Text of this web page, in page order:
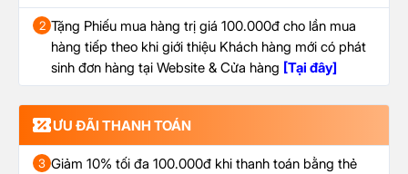
2 Tặng Phiếu mua hàng trị giá 100.000đ cho lần mua
hàng tiếp theo khi giới thiệu Khách hàng mới có phát
sinh đơn hàng tại Website & Cửa hàng [Tại đây]
ƯU ĐÃI THANH TOÁN
3 Giảm 10% tối đa 100.000đ khi thanh toán bằng thẻ